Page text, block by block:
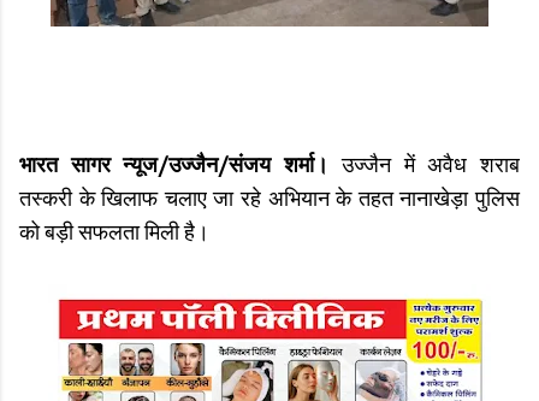
भारत सागर न्यूज/उज्जैन/संजय शर्मा।
उज्जैन में अवैध शराब
तस्करी के खिलाफ चलाए जा रहे अभियान के तहत नानाखेड़ा पुलिस
को बड़ी सफलता मिली है।